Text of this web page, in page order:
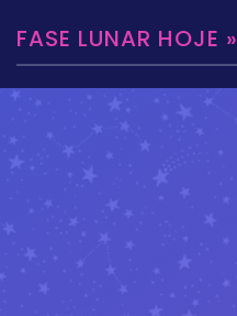
FASE LUNAR HOJE